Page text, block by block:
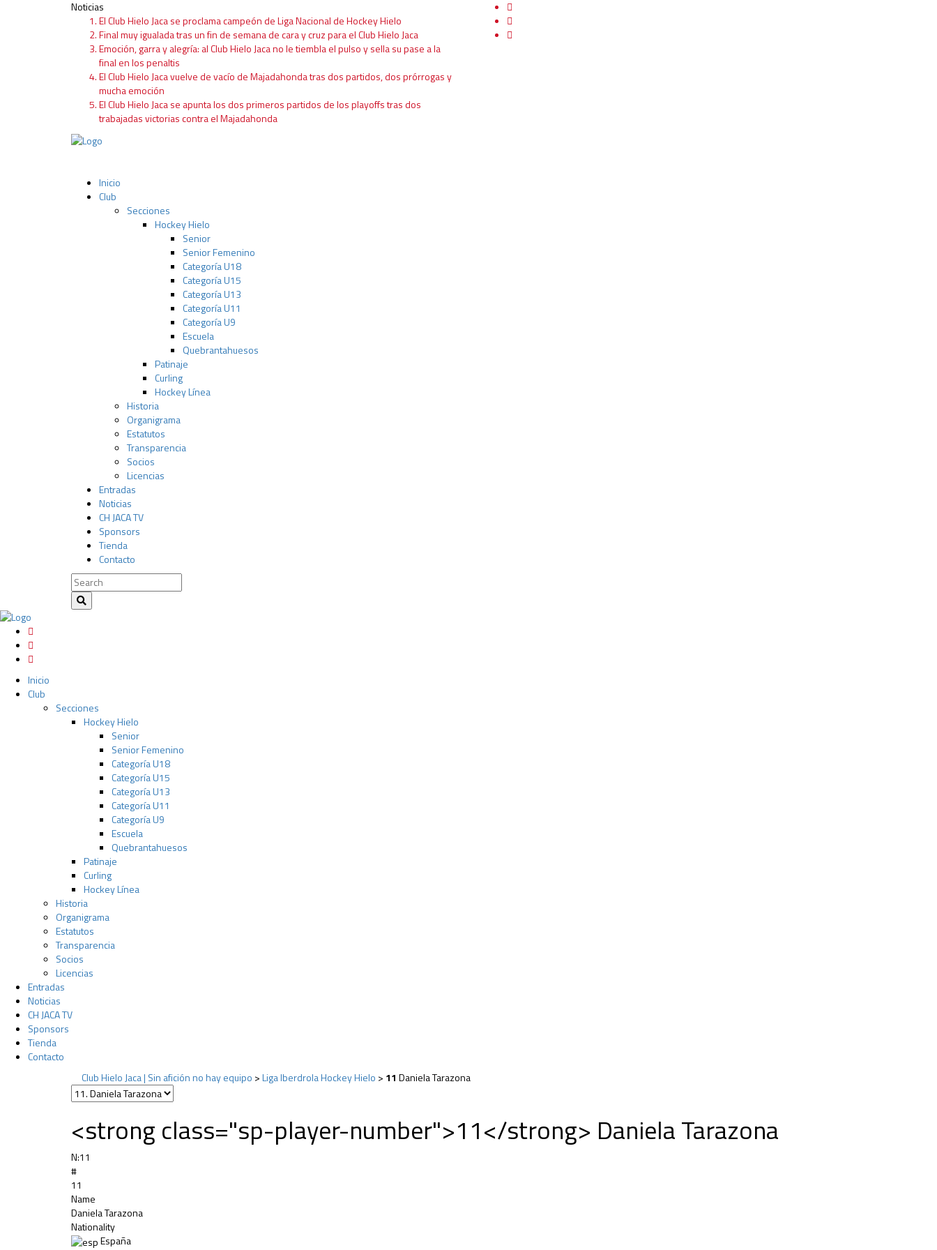
Noticias
El Club Hielo Jaca se proclama campeón de Liga Nacional de Hockey Hielo
Final muy igualada tras un fin de semana de cara y cruz para el Club Hielo Jaca
Emoción, garra y alegría: al Club Hielo Jaca no le tiembla el pulso y sella su pase a la
final en los penaltis
El Club Hielo Jaca vuelve de vacío de Majadahonda tras dos partidos, dos prórrogas y
mucha emoción
El Club Hielo Jaca se apunta los dos primeros partidos de los playoffs tras dos
trabajadas victorias contra el Majadahonda
Inicio
Club
Secciones
Hockey Hielo
Senior
Senior Femenino
Categoría U18
Categoría U15
Categoría U13
Categoría U11
Categoría U9
Escuela
Quebrantahuesos
Patinaje
Curling
Hockey Línea
Historia
Organigrama
Estatutos
Transparencia
Socios
Licencias
Entradas
Noticias
CH JACA TV
Sponsors
Tienda
Contacto
Inicio
Club
Secciones
Hockey Hielo
Senior
Senior Femenino
Categoría U18
Categoría U15
Categoría U13
Categoría U11
Categoría U9
Escuela
Quebrantahuesos
Patinaje
Curling
Hockey Línea
Historia
Organigrama
Estatutos
Transparencia
Socios
Licencias
Entradas
Noticias
CH JACA TV
Sponsors
Tienda
Contacto
Club Hielo Jaca | Sin afición no hay equipo >Liga Iberdrola Hockey Hielo > 11 Daniela Tarazona
<strong class="sp-player-number">11</strong> Daniela Tarazona
N:11
#
11
Name
Daniela Tarazona
Nationality
España